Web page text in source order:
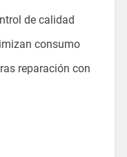
de calidad
consumo
reparación con